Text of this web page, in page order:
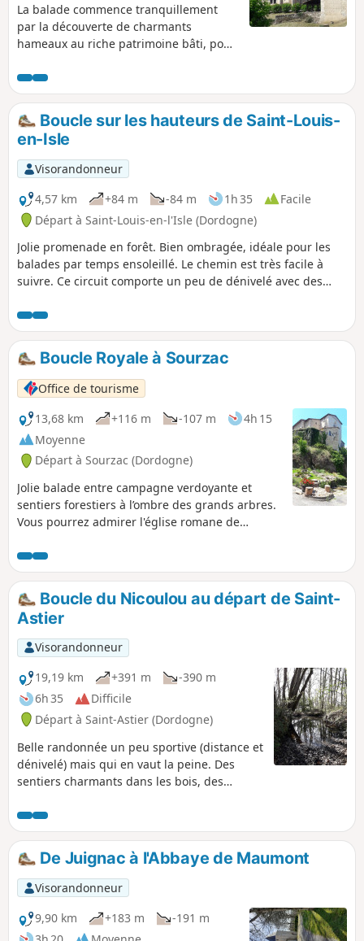
La balade commence tranquillement
par la découverte de charmants
hameaux au riche patrimoine bâti, pour
point de départ par les ruelles du
village de Douzillac.
Boucle sur les hauteurs de Saint-Louis-
en-Isle
Visorandonneur
4,57 km
+84 m -84 m 1h 35
Facile
Départ à Saint-Louis-en-l'Isle (Dordogne)
Jolie promenade en forêt. Bien ombragée, idéale pour les
balades par temps ensoleillé. Le chemin est très facile à
suivre. Ce circuit comporte un peu de dénivelé avec des
dimanche en famille. Nous avons parcouru de circuit en
1h15 avec un groupe d'adulte avec une allure de
promenade.
Boucle Royale à Sourzac
Office de tourisme
13,68 km
+116 m -107 m
4h 15
Moyenne
Départ à Sourzac (Dordogne)
Jolie balade entre campagne verdoyante et
sentiers forestiers à l’ombre des grands arbres.
Vous pourrez admirer l'église romane de
de l'Isle et la fontaine pétrifiante qui lui fait
face. Un autre trésor se cache à proximité, la
grotte ornée de Gabillou (non visitable).
Boucle du Nicoulou au départ de Saint-
Astier
Visorandonneur
19,19 km
+391 m
-390 m
6h 35
Difficile
Départ à Saint-Astier (Dordogne)
Belle randonnée un peu sportive (distance et
dénivelé) mais qui en vaut la peine. Des
sentiers charmants dans les bois, des
anciennes ou modernes avec des montées,
des descentes et du plat !
De Juignac à l'Abbaye de Maumont
Visorandonneur
9,90 km
+183 m
-191 m